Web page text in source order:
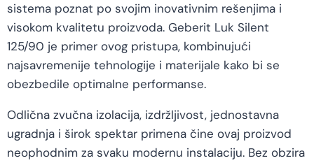
sistema poznat po svojim inovativnim rešenjima i
visokom kvalitetu proizvoda. Geberit Luk Silent
125/90 je primer ovog pristupa, kombinujući
najsavremenije tehnologije i materijale kako bi se
obezbedile optimalne performanse.
Odlična zvučna izolacija, izdržljivost, jednostavna
ugradnja i širok spektar primena čine ovaj proizvod
neophodnim za svaku modernu instalaciju. Bez obzira